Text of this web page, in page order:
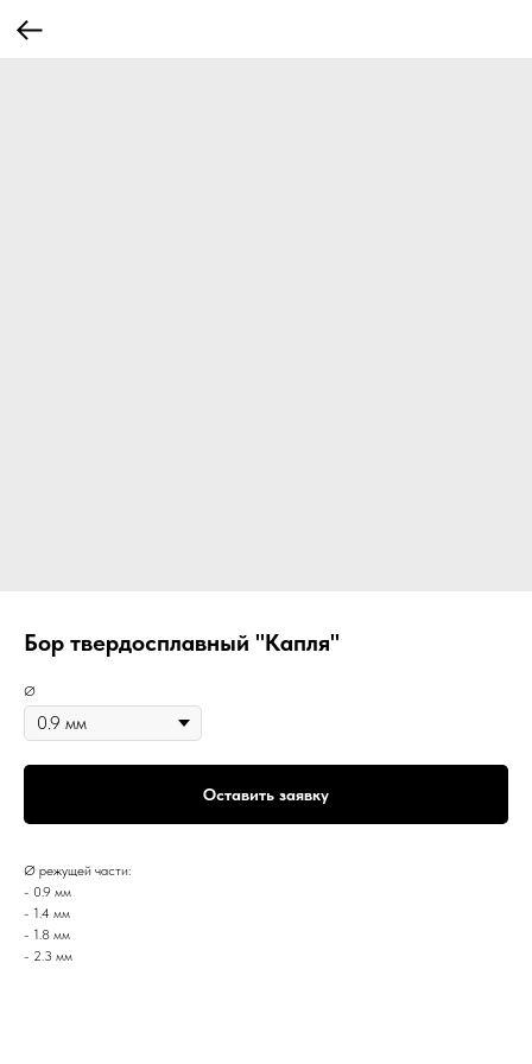
Бор твердосплавный "Капля"
Ø
Оставить заявку
Ø режущей части:
- 0.9 мм
- 1.4 мм
- 1.8 мм
- 2.3 мм